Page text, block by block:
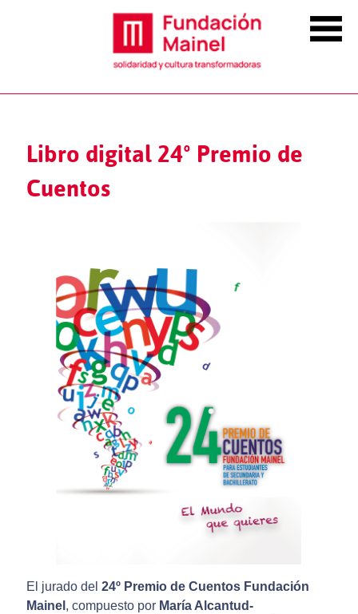
Libro digital 24º Premio de
Cuentos
El jurado del 24º Premio de Cuentos Fundación
Mainel , compuesto por María Alcantud-